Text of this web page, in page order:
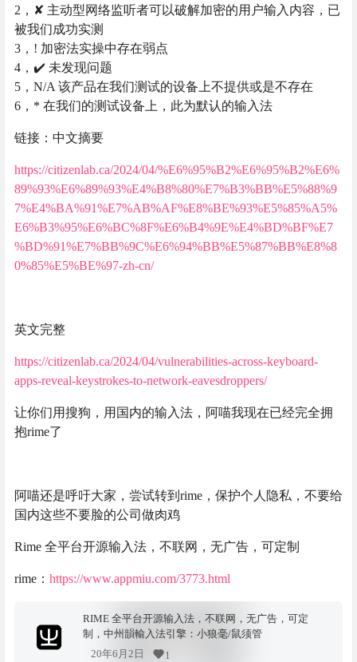
2，✘ 主动型网络监听者可以破解加密的用户输入内容，已
被我们成功实测
3，! 加密法实操中存在弱点
4，✔️ 未发现问题
5，N/A 该产品在我们测试的设备上不提供或是不存在
6，* 在我们的测试设备上，此为默认的输入法
链接：中文摘要
https://citizenlab.ca/2024/04/%E6%95%B2%E6%95%B2%E6%
89%93%E6%89%93%E4%B8%80%E7%B3%BB%E5%88%9
7%E4%BA%91%E7%AB%AF%E8%BE%93%E5%85%A5%
E6%B3%95%E6%BC%8F%E6%B4%9E%E4%BD%BF%E7
%BD%91%E7%BB%9C%E6%94%BB%E5%87%BB%E8%8
0%85%E5%BE%97-zh-cn/
英文完整
https://citizenlab.ca/2024/04/vulnerabilities-across-keyboard-
apps-reveal-keystrokes-to-network-eavesdroppers/
让你们用搜狗，用国内的输入法，阿喵我现在已经完全拥
抱rime了
阿喵还是呼吁大家，尝试转到rime，保护个人隐私，不要给
国内这些不要脸的公司做肉鸡
Rime 全平台开源输入法，不联网，无广告，可定制
rime： https://www.appmiu.com/3773.html
RIME 全平台开源输入法，不联网，无广告，可定
制，中州韻輸入法引擎：小狼毫/鼠须管
20年6月2日
1